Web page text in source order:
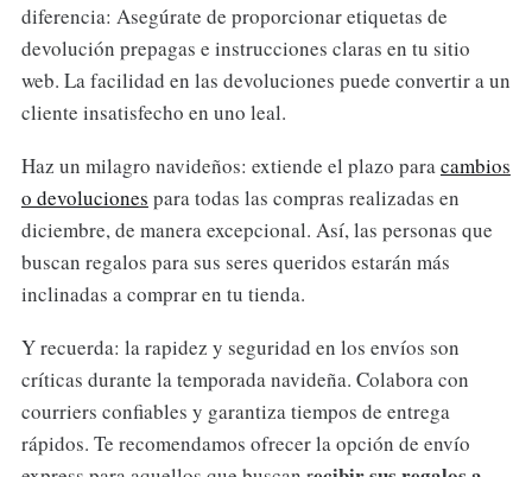
diferencia: Asegúrate de proporcionar etiquetas de
devolución prepagas e instrucciones claras en tu sitio
web. La facilidad en las devoluciones puede convertir a un
cliente insatisfecho en uno leal.
Haz un milagro navideños: extiende el plazo paracambios
o devoluciones para todas las compras realizadas en
diciembre, de manera excepcional. Así, las personas que
buscan regalos para sus seres queridos estarán más
inclinadas a comprar en tu tienda.
Y recuerda: la rapidez y seguridad en los envíos son
críticas durante la temporada navideña. Colabora con
courriers confiables y garantiza tiempos de entrega
rápidos. Te recomendamos ofrecer la opción de envío